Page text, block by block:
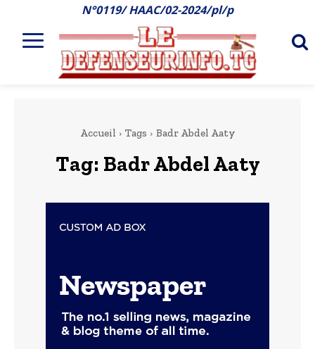
N°0119/ HAAC/02-2024/pl/p
Accueil Tags Badr Abdel Aaty
Tag: Badr Abdel Aaty